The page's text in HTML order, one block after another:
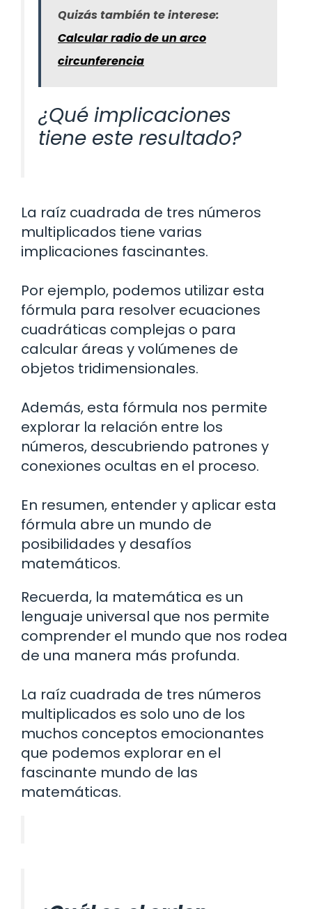
Quizás también te interese:
Calcular radio de un arco
circunferencia
¿Qué implicaciones
tiene este resultado?
La raíz cuadrada de tres números
multiplicados tiene varias
implicaciones fascinantes.
Por ejemplo, podemos utilizar esta
fórmula para resolver ecuaciones
cuadráticas complejas o para
calcular áreas y volúmenes de
objetos tridimensionales.
Además, esta fórmula nos permite
explorar la relación entre los
números, descubriendo patrones y
conexiones ocultas en el proceso.
En resumen, entender y aplicar esta
fórmula abre un mundo de
posibilidades y desafíos
matemáticos.
Recuerda, la matemática es un
lenguaje universal que nos permite
comprender el mundo que nos rodea
de una manera más profunda.
La raíz cuadrada de tres números
multiplicados es solo uno de los
muchos conceptos emocionantes
que podemos explorar en el
fascinante mundo de las
matemáticas.